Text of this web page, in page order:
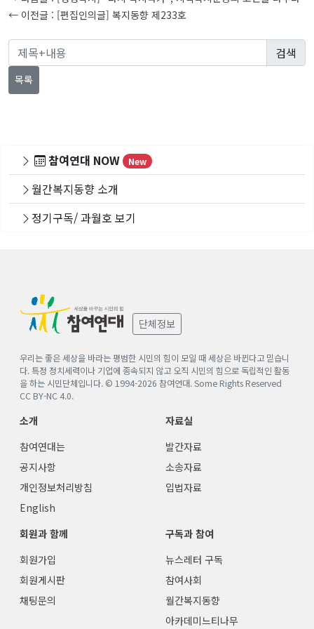
탐
색
← 이전글 : [편집인의글] 복지동향 제233호
목록
참여연대 NOW New
월간복지동향 소개
정기구독/ 과월호 보기
단체정보
우리는 좋은 세상을 바라는 평범한 시민의 힘이 모일 때 세상은 바뀐다고 믿습니
다. 특정 정치세력이나 기업에 종속되지 않고 오직 시민의 힘으로 독립적인 활동
을 하는 시민단체입니다. © 1994-2026 참여연대. Some Rights Reserved
CC BY-NC 4.0.
소개
참여연대는
공지사항
개인정보처리방침
English
자료실
발간자료
소송자료
입법자료
회원과 함께
회원가입
회원게시판
채팅문의
구독과 참여
뉴스레터 구독
참여사회
월간복지동향
아카데미느티나무